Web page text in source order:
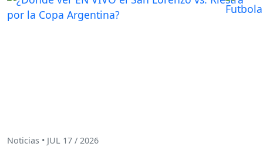
Noticias • JUL 17 / 2026